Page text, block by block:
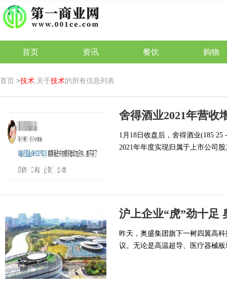
首页 资讯 餐饮 购物
首页 >技术,关于技术的所有信息列表
舍得酒业2021年营收
1月18日收盘后，舍得酒业(185
2021年年度实现归属于上市公司
沪上企业“虎”劲十足
昨天，奥盛集团旗下一树四翼高
议。无论是高温超导、医疗器械